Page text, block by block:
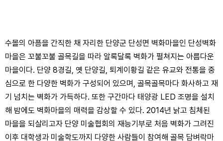
수몰의 아픔을 간직한 채 자리한 단양군 단성면 벽화마을인 단성벽화
마을은 꼬불꼬불 골목길을 따라 알록달록 벽화가 펼쳐지는 아름다운
마을이다. 단양 8경길, 옛 단양길, 퇴계이황길 같은 유교와 전통을 중
심으로 한 다양한 벽화가 구성되어 있으며, 골목골목마다 화사하고 재
기 넘치는 벽화가 가득하다. 또한 구간마다 태양광 LED 조명을 설치
해 밤에도 벽화마을의 매력을 감상할 수 있다. 2014년 낡고 침체된
마을을 되살리고자 단양 미술협회의 재능기부로 처음 벽화가 그려진
이후 대학생과 미술학도까지 다양한 사람들이 참여해 골목 담벼락마